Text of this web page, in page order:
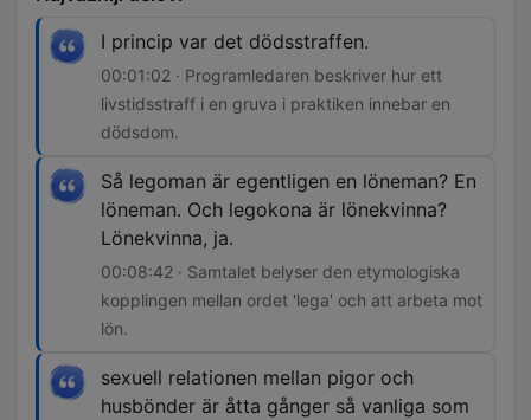
I princip var det dödsstraffen.
00:01:02 · Programledaren beskriver hur ett
livstidsstraff i en gruva i praktiken innebar en
dödsdom.
Så legoman är egentligen en löneman? En
löneman. Och legokona är lönekvinna?
Lönekvinna, ja.
00:08:42 · Samtalet belyser den etymologiska
kopplingen mellan ordet 'lega' och att arbeta mot
lön.
sexuell relationen mellan pigor och
husbönder är åtta gånger så vanliga som